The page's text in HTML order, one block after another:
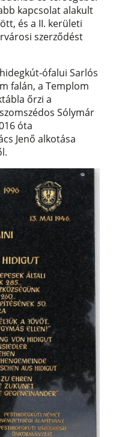
kapcsolat alakult
és a II. kerületi
szerződést
ófalui Sarlós
falán, a Templom
őrzi a
Sólymár
óta
Jenő alkotása